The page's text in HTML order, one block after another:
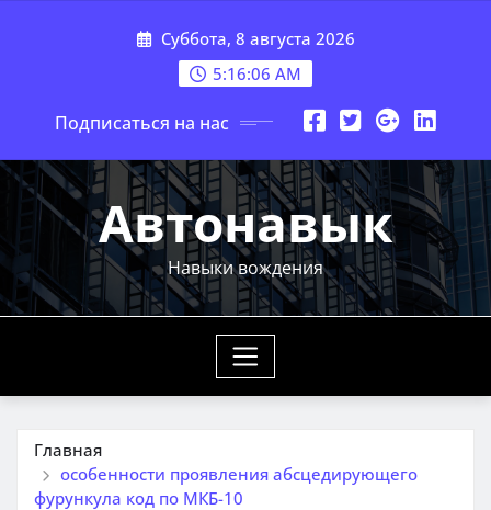
Суббота, 8 августа 2026
5:16:06 AM
Подписаться на нас
Автонавык
Навыки вождения
Главная
особенности проявления абсцедирующего
фурункула код по МКБ-10